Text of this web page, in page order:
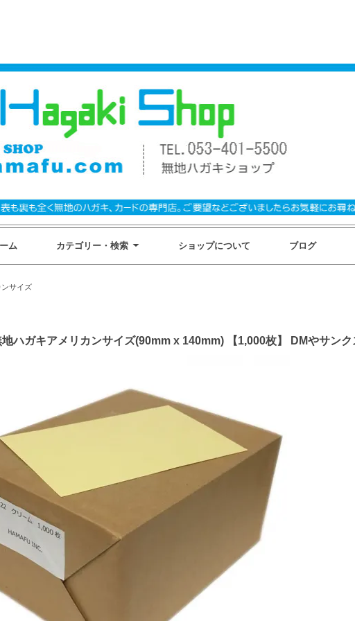
ム カテゴリー・検索 ショップについて ブログ
サイズ
ハガキアメリカンサイズ(90mm x 140mm) 【1,000枚】 DMやサンク